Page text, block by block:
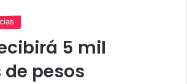
5 mil
pesos